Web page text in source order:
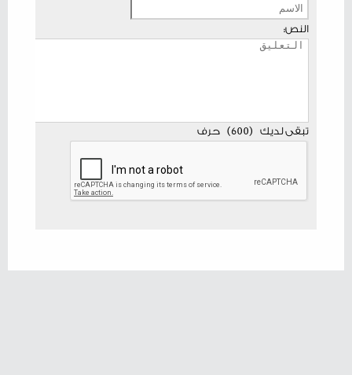
النص:
تبقى لديك (
600
) حرف